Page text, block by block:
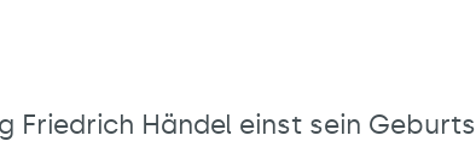
Friedrich Händel einst sein